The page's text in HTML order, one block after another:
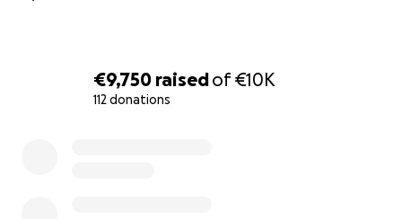
€9,750 raisedof€10K
112 donations